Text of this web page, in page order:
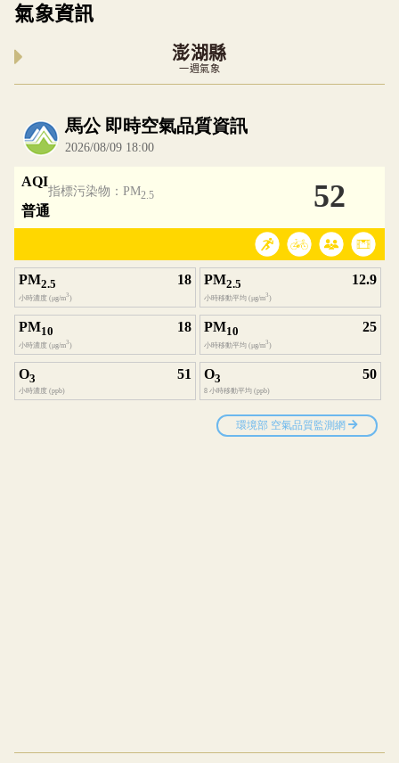
氣象資訊
澎湖縣
一週氣象
內嵌空氣品質小工具為視覺預覽，完整即時空